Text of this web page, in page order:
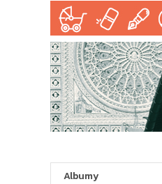
Albumy